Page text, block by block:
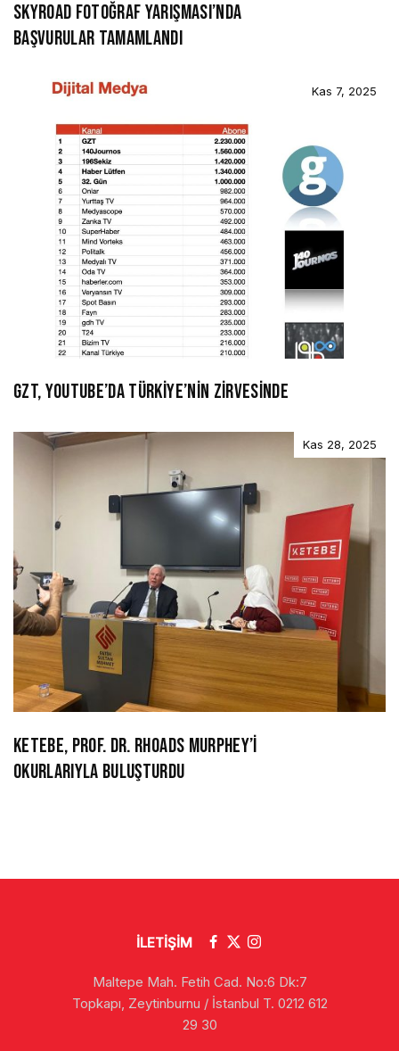
SKYROAD FOTOĞRAF YARIŞMASI’NDA
BAŞVURULAR TAMAMLANDI
Kas 7, 2025
GZT, YOUTUBE’DA TÜRKİYE’NİN ZİRVESİNDE
Kas 28, 2025
KETEBE, PROF. DR. RHOADS MURPHEY’İ
OKURLARIYLA BULUŞTURDU
İLETİŞİM
Maltepe Mah. Fetih Cad. No:6 Dk:7
Topkapı, Zeytinburnu / İstanbul T. 0212 612
29 30